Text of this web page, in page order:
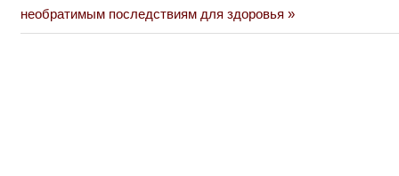
записям
Post:
необратимым последствиям для здоровья